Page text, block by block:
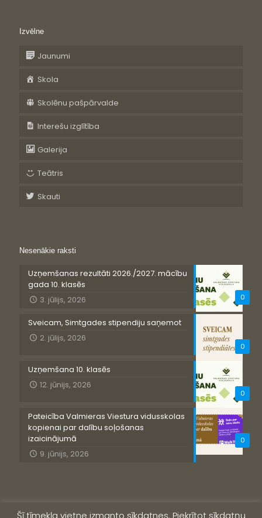
Izvēlne
Jaunumi
Skola
Skolēnu pašpārvalde
Interešu izglītība
Galerija
Teātris
Skauti
Nesenākie raksti
0
Uzņemšanas rezultāti 2026./2027. mācību
gada 10. klasēs
3. jūlijs, 2026
0
Sveicam, Simtgades stipendiju saņemot
2. jūlijs, 2026
0
Uzņemšana 10. klasēs
12. jūnijs, 2026
0
Pateicība Valmieras Viestura vidusskolas
kopienai par dalību soļošanas
izaicinājumā
9. jūnijs, 2026